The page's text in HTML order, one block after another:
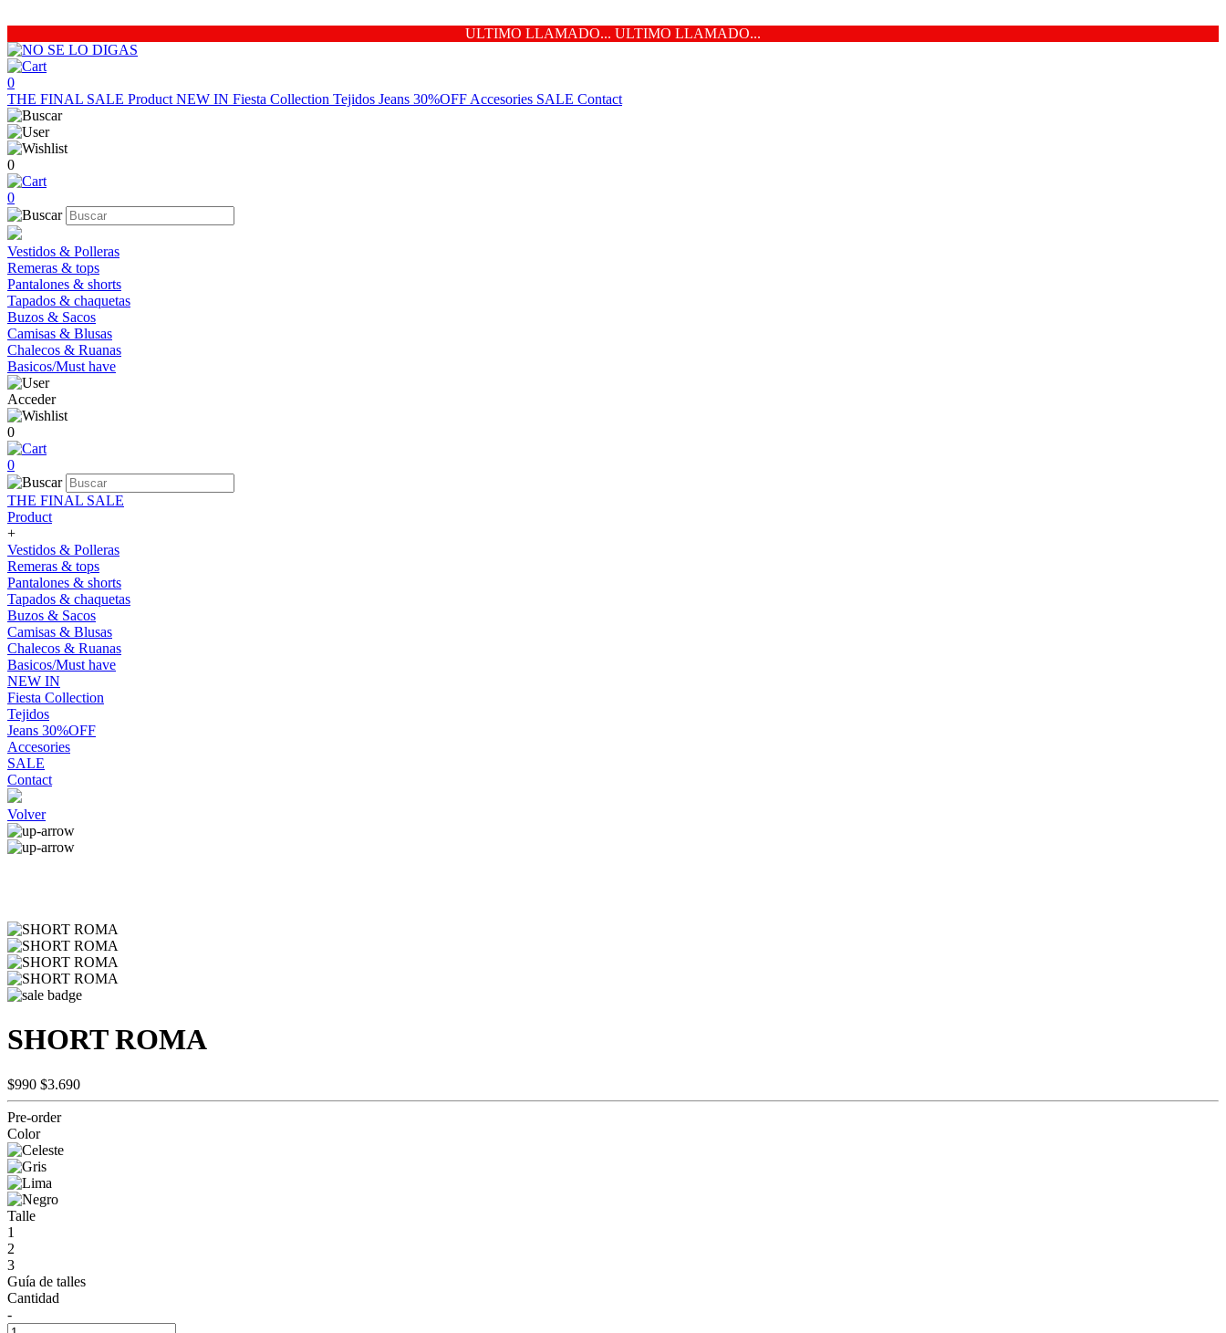
ULTIMO LLAMADO... ULTIMO LLAMADO...
0
THE FINAL SALE Product NEW IN Fiesta Collection Tejidos Jeans 30%OFF Accesories SALE Contact
0
0
Vestidos & Polleras
Remeras & tops
Pantalones & shorts
Tapados & chaquetas
Buzos & Sacos
Camisas & Blusas
Chalecos & Ruanas
Basicos/Must have
Acceder
0
0
THE FINAL SALE
Product
+
Vestidos & Polleras
Remeras & tops
Pantalones & shorts
Tapados & chaquetas
Buzos & Sacos
Camisas & Blusas
Chalecos & Ruanas
Basicos/Must have
NEW IN
Fiesta Collection
Tejidos
Jeans 30%OFF
Accesories
SALE
Contact
Volver
SHORT ROMA
$990 $3.690
Pre-order
Color
Talle
1
2
3
Guía de talles
Cantidad
-